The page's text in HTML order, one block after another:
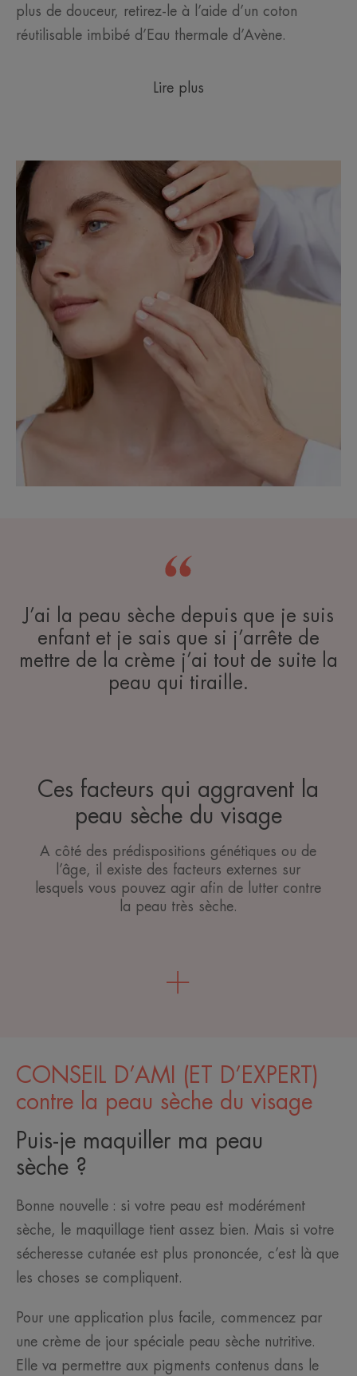
plus de douceur, retirez-le à l’aide d’un coton
réutilisable imbibé d’Eau thermale d’Avène.
Lire plus
J’ai la peau sèche depuis que je suis
enfant et je sais que si j’arrête de
mettre de la crème j’ai tout de suite la
peau qui tiraille.
Ces facteurs qui aggravent la
peau sèche du visage
A côté des prédispositions génétiques ou de
l’âge, il existe des facteurs externes sur
lesquels vous pouvez agir afin de lutter contre
la peau très sèche.
CONSEIL D’AMI (ET D’EXPERT)
contre la peau sèche du visage
Puis-je maquiller ma peau
sèche ?
Bonne nouvelle : si votre peau est modérément
sèche, le maquillage tient assez bien. Mais si votre
sécheresse cutanée est plus prononcée, c’est là que
les choses se compliquent.
Pour une application plus facile, commencez par
une crème de jour spéciale peau sèche nutritive.
Elle va permettre aux pigments contenus dans le